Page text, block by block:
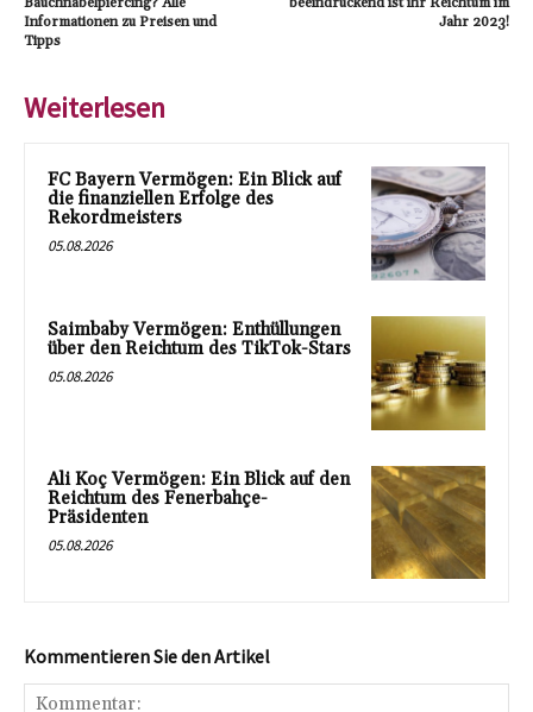
Informationen zu Preisen und
Tipps
Jahr 2023!
Weiterlesen
FC Bayern Vermögen: Ein Blick auf
die finanziellen Erfolge des
Rekordmeisters
05.08.2026
Saimbaby Vermögen: Enthüllungen
über den Reichtum des TikTok-Stars
05.08.2026
Ali Koç Vermögen: Ein Blick auf den
Reichtum des Fenerbahçe-
Präsidenten
05.08.2026
Kommentieren Sie den Artikel